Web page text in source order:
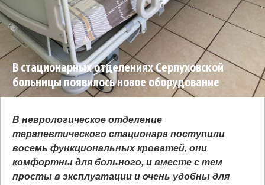
В стационарных отделениях Серпуховской
больницы появилось новое оборудование
В неврологическое отделение
терапевтического стационара поступили
восемь функциональных кроватей, они
комфортны для больного, и вместе с тем
просты в эксплуатации и очень удобны для